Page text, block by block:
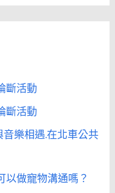
斷活動
斷活動
樂相遇.在北車公共
做寵物溝通嗎？